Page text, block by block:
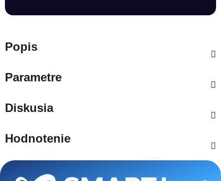
Popis
Parametre
Diskusia
Hodnotenie